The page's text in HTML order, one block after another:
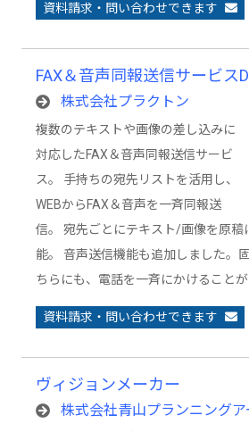
資料請求・問い合わせできます
FAX＆音声同報送信サービス
株式会社プラクトン
複数のテキストや画像の差し込みに
対応したFAX＆音声同報送信サービ
ス。 手持ちの宛先リストを活用し、
WEBからFAX＆音声を一斉同報送
信。 宛先ごとにテキスト/画像を原稿
能。 音声送信機能も追加しました。
ちらにも、電話を一斉にかけることが
資料請求・問い合わせできます
ヴィジョンメーカー
株式会社青山プランニングア